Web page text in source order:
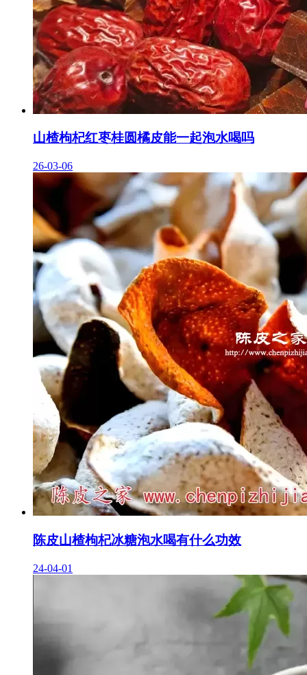
山楂枸杞红枣桂圆橘皮能一起泡水喝吗
26-03-06
陈皮山楂枸杞冰糖泡水喝有什么功效
24-04-01